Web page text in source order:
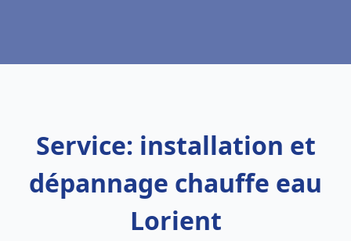
Service: installation et
dépannage chauffe eau
Lorient